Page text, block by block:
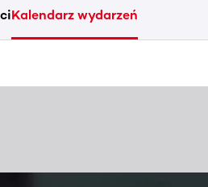
Kalendarz wydarzeń